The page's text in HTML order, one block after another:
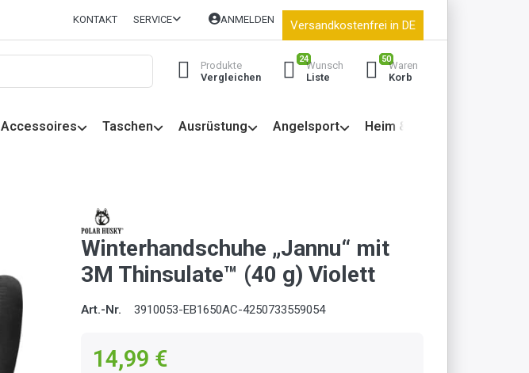
KONTAKT SERVICE ANMELDEN Versandkostenfrei in DE
Produkte
Vergleichen
24
Wunsch
Liste
50
Waren
Korb
Accessoires Taschen Ausrüstung Angelsport Heim & Garten
Winterhandschuhe „Jannu“ mit
3M Thinsulate™ (40 g) Violett
Art.-Nr. 3910053-EB1650AC-4250733559054
14,99 €